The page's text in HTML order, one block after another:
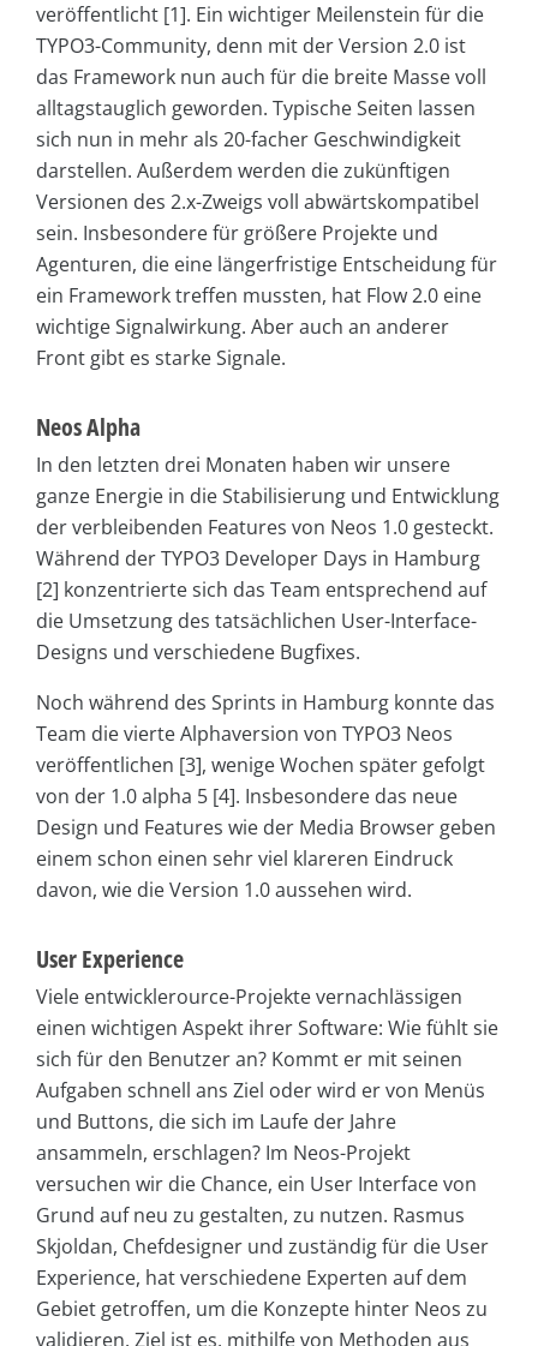
veröffentlicht [1]. Ein wichtiger Meilenstein für die
TYPO3-Community, denn mit der Version 2.0 ist
das Framework nun auch für die breite Masse voll
alltagstauglich geworden. Typische Seiten lassen
sich nun in mehr als 20-facher Geschwindigkeit
darstellen. Außerdem werden die zukünftigen
Versionen des 2.x-Zweigs voll abwärtskompatibel
sein. Insbesondere für größere Projekte und
Agenturen, die eine längerfristige Entscheidung für
ein Framework treffen mussten, hat Flow 2.0 eine
wichtige Signalwirkung. Aber auch an anderer
Front gibt es starke Signale.
Neos Alpha
In den letzten drei Monaten haben wir unsere
ganze Energie in die Stabilisierung und Entwicklung
der verbleibenden Features von Neos 1.0 gesteckt.
Während der TYPO3 Developer Days in Hamburg
[2] konzentrierte sich das Team entsprechend auf
die Umsetzung des tatsächlichen User-Interface-
Designs und verschiedene Bugfixes.
Noch während des Sprints in Hamburg konnte das
Team die vierte Alphaversion von TYPO3 Neos
veröffentlichen [3], wenige Wochen später gefolgt
von der 1.0 alpha 5 [4]. Insbesondere das neue
Design und Features wie der Media Browser geben
einem schon einen sehr viel klareren Eindruck
davon, wie die Version 1.0 aussehen wird.
User Experience
Viele entwicklerource-Projekte vernachlässigen
einen wichtigen Aspekt ihrer Software: Wie fühlt sie
sich für den Benutzer an? Kommt er mit seinen
Aufgaben schnell ans Ziel oder wird er von Menüs
und Buttons, die sich im Laufe der Jahre
ansammeln, erschlagen? Im Neos-Projekt
versuchen wir die Chance, ein User Interface von
Grund auf neu zu gestalten, zu nutzen. Rasmus
Skjoldan, Chefdesigner und zuständig für die User
Experience, hat verschiedene Experten auf dem
Gebiet getroffen, um die Konzepte hinter Neos zu
validieren. Ziel ist es, mithilfe von Methoden aus